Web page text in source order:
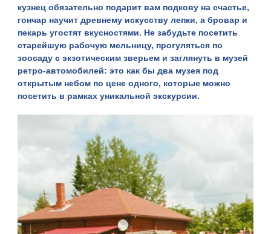
кузнец обязательно подарит вам подкову на счастье,
гончар научит древнему искусству лепки, а бровар и
пекарь угостят вкусностями. Не забудьте посетить
старейшую рабочую мельницу, прогуляться по
зоосаду с экзотическим зверьем и заглянуть в музей
ретро-автомобилей: это как бы два музея под
открытым небом по цене одного, которые можно
посетить в рамкахуникальной экскурсии.